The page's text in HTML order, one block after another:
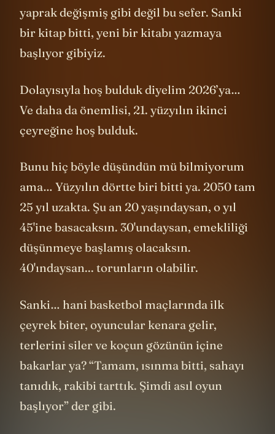
yaprak değişmiş gibi değil bu sefer. Sanki
bir kitap bitti, yeni bir kitabı yazmaya
başlıyor gibiyiz.
Dolayısıyla hoş bulduk diyelim 2026’ya…
Ve daha da önemlisi, 21. yüzyılın ikinci
çeyreğine hoş bulduk.
Bunu hiç böyle düşündün mü bilmiyorum
ama… Yüzyılın dörtte biri bitti ya. 2050 tam
25 yıl uzakta. Şu an 20 yaşındaysan, o yıl
45'ine basacaksın. 30'undaysan, emekliliği
düşünmeye başlamış olacaksın.
40'ındaysan... torunların olabilir.
Sanki… hani basketbol maçlarında ilk
çeyrek biter, oyuncular kenara gelir,
terlerini siler ve koçun gözünün içine
bakarlar ya? “Tamam, ısınma bitti, sahayı
tanıdık, rakibi tarttık. Şimdi asıl oyun
başlıyor” der gibi.